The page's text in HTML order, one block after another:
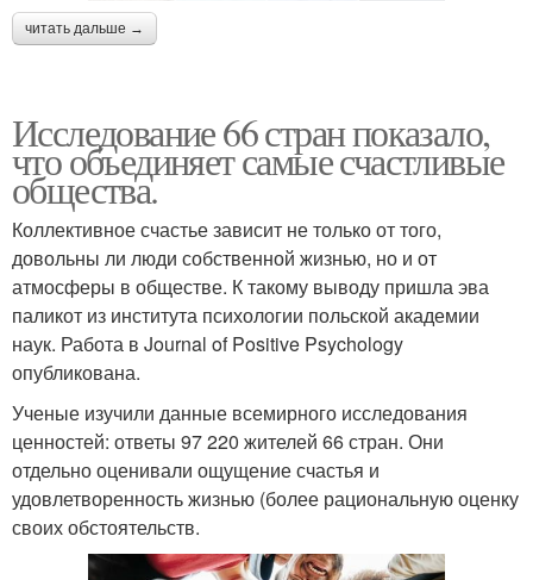
читать дальше →
Исследование 66 стран показало,
что объединяет самые счастливые
общества.
Коллективное счастье зависит не только от того,
довольны ли люди собственной жизнью, но и от
атмосферы в обществе. К такому выводу пришла эва
паликот из института психологии польской академии
наук. Работа в Journal of Positive Psychology
опубликована.
Ученые изучили данные всемирного исследования
ценностей: ответы 97 220 жителей 66 стран. Они
отдельно оценивали ощущение счастья и
удовлетворенность жизнью (более рациональную оценку
своих обстоятельств.